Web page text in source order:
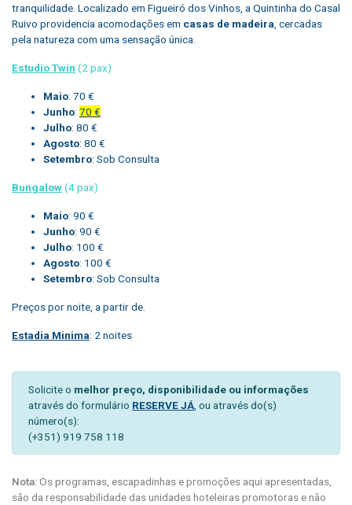
tranquilidade. Localizado em Figueiró dos Vinhos, a Quintinha do Casal
Ruivo providencia acomodações em casas de madeira, cercadas
pela natureza com uma sensação única.
Estudio Twin (2 pax)
Maio: 70 €
Junho: 70 €
Julho: 80 €
Agosto: 80 €
Setembro: Sob Consulta
Bungalow(4 pax)
Maio: 90 €
Junho: 90 €
Julho: 100 €
Agosto: 100 €
Setembro: Sob Consulta
Preços por noite, a partir de.
Estadia Minima: 2 noites
Solicite o melhor preço, disponibilidade ou informações
através do formulário RESERVE JÁ, ou através do(s)
número(s):
(+351) 919 758 118
Nota:Os programas, escapadinhas e promoções aqui apresentadas,
são da responsabilidade das unidades hoteleiras promotoras e não